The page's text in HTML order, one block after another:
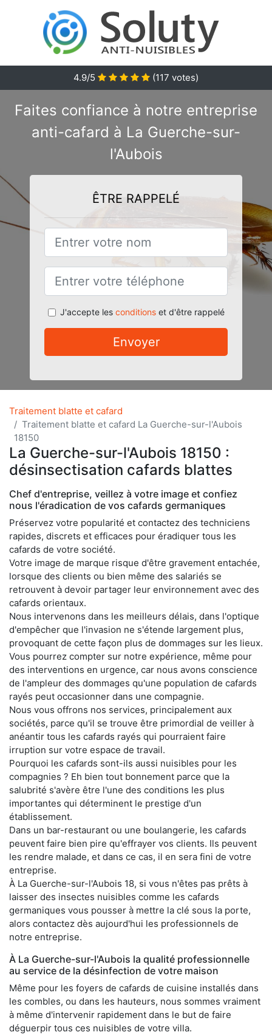
4.9/5 (117 votes)
Faites confiance à notre entreprise
anti-cafard à La Guerche-sur-
l'Aubois
ÊTRE RAPPELÉ
J'accepte les conditionset d'être rappelé
Envoyer
Traitement blatte et cafard
Traitement blatte et cafard La Guerche-sur-l'Aubois
18150
La Guerche-sur-l'Aubois 18150 :
désinsectisation cafards blattes
Chef d'entreprise, veillez à votre image et confiez
nous l'éradication de vos cafards germaniques
Préservez votre popularité et contactez des techniciens
rapides, discrets et efficaces pour éradiquer tous les
cafards de votre société.
Votre image de marque risque d'être gravement entachée,
lorsque des clients ou bien même des salariés se
retrouvent à devoir partager leur environnement avec des
cafards orientaux.
Nous intervenons dans les meilleurs délais, dans l'optique
d'empêcher que l'invasion ne s'étende largement plus,
provoquant de cette façon plus de dommages sur les lieux.
Vous pourrez compter sur notre expérience, même pour
des interventions en urgence, car nous avons conscience
de l'ampleur des dommages qu'une population de cafards
rayés peut occasionner dans une compagnie.
Nous vous offrons nos services, principalement aux
sociétés, parce qu'il se trouve être primordial de veiller à
anéantir tous les cafards rayés qui pourraient faire
irruption sur votre espace de travail.
Pourquoi les cafards sont-ils aussi nuisibles pour les
compagnies ? Eh bien tout bonnement parce que la
salubrité s'avère être l'une des conditions les plus
importantes qui déterminent le prestige d'un
établissement.
Dans un bar-restaurant ou une boulangerie, les cafards
peuvent faire bien pire qu'effrayer vos clients. Ils peuvent
les rendre malade, et dans ce cas, il en sera fini de votre
entreprise.
À La Guerche-sur-l'Aubois 18, si vous n'êtes pas prêts à
laisser des insectes nuisibles comme les cafards
germaniques vous pousser à mettre la clé sous la porte,
alors contactez dès aujourd'hui les professionnels de
notre entreprise.
À La Guerche-sur-l'Aubois la qualité professionnelle
au service de la désinfection de votre maison
Même pour les foyers de cafards de cuisine installés dans
les combles, ou dans les hauteurs, nous sommes vraiment
à même d'intervenir rapidement dans le but de faire
déguerpir tous ces nuisibles de votre villa.